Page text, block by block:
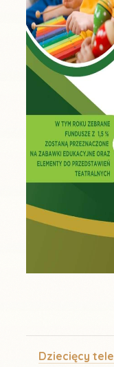
Dziecięcy